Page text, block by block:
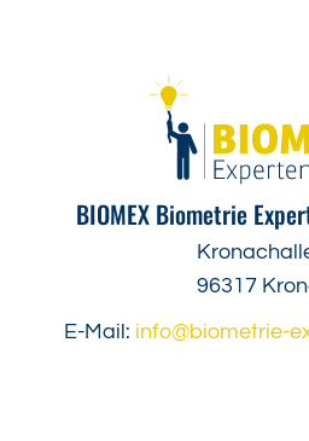
BIOMEX Biometrie
96317
E-Mail: info@biometrie-